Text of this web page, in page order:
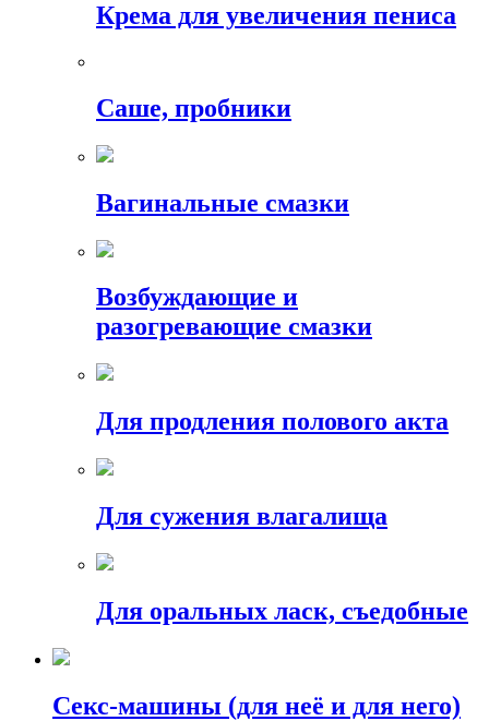
Крема для увеличения пениса
Саше, пробники
Вагинальные смазки
Возбуждающие и
разогревающие смазки
Для продления полового акта
Для сужения влагалища
Для оральных ласк, съедобные
Секс-машины (для неё и для него)